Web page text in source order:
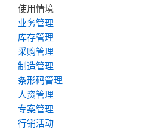
使用情境
业务管理
库存管理
采购管理
制造管理
条形码管理
人资管理
专案管理
行销活动